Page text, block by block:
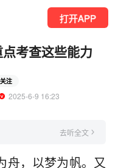
打开APP
考查这些能力
关注
  2025-6-9 16:23
去听全文
舟，以梦为帆。又